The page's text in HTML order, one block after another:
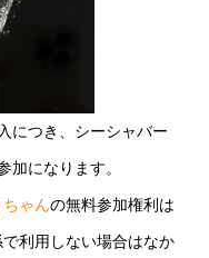
につき、シーシャバー
加になります。
ゃんの無料参加権利は
利用しない場合はなか